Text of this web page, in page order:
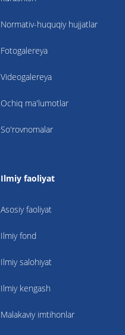
Normativ-huquqiy hujjatlar
Fotogalereya
Videogalereya
Ochiq ma'lumotlar
So'rovnomalar
Ilmiy faoliyat
Asosiy faoliyat
Ilmiy fond
Ilmiy salohiyat
Ilmiy kengash
Malakaviy imtihonlar